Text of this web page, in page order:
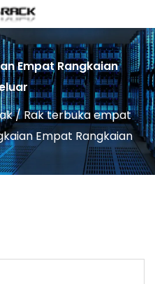
Empat Rangkaian
/Rak terbuka empat
Empat Rangkaian